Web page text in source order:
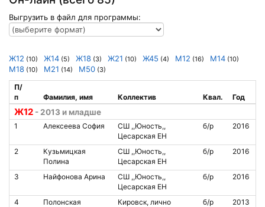
Выгрузить в файл для программы:
Ж12 (10) Ж14 (5) Ж18 (3) Ж21 (10) Ж45 (4) М12 (16) М14 (10)
М18 (10) М21 (14) М50 (3)
Ж12 - 2013 и младше
П/
п
Фамилия, имя Коллектив Квал. Год
1 Алексеева София
СШ ,,Юность,,
Цесарская ЕН
б/р 2016
2
Кузьмицкая
Полина
СШ ,,Юность,,
Цесарская ЕН
б/р 2016
3 Найфонова Арина
СШ ,,Юность,,
Цесарская ЕН
б/р 2016
4
Полонская
Кировск, лично б/р 2013